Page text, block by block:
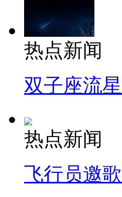
热点新闻
双子座流
热点新闻
飞行员邀